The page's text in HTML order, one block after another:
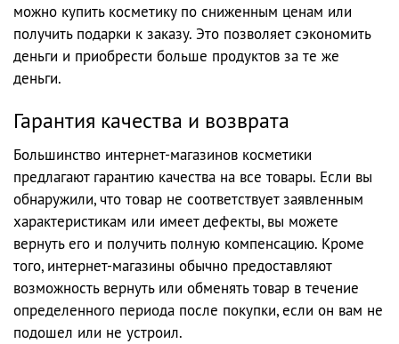
можно купить косметику по сниженным ценам или
получить подарки к заказу. Это позволяет сэкономить
деньги и приобрести больше продуктов за те же
деньги.
Гарантия качества и возврата
Большинство интернет-магазинов косметики
предлагают гарантию качества на все товары. Если вы
обнаружили, что товар не соответствует заявленным
характеристикам или имеет дефекты, вы можете
вернуть его и получить полную компенсацию. Кроме
того, интернет-магазины обычно предоставляют
возможность вернуть или обменять товар в течение
определенного периода после покупки, если он вам не
подошел или не устроил.